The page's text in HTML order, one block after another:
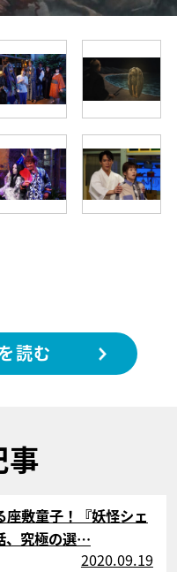
読む
事
座敷童子！『妖怪シェ
、究極の選…
2020.09.19